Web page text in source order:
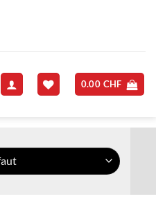
0.00 CHF